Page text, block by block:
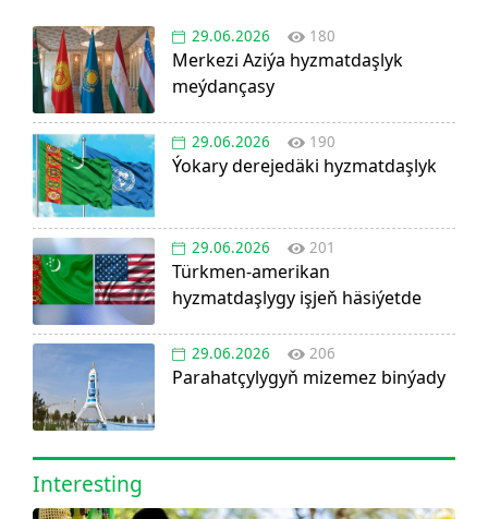
29.06.2026 180
Merkezi Aziýa hyzmatdaşlyk
meýdançasy
29.06.2026 190
Ýokary derejedäki hyzmatdaşlyk
29.06.2026 201
Türkmen-amerikan
hyzmatdaşlygy işjeň häsiýetde
29.06.2026 206
Parahatçylygyň mizemez binýady
Interesting